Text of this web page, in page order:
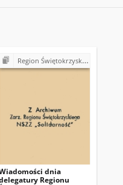
Region Świętokrzyski NSZZ "Solidarność". Delegatura Starachowice
dnia
Regionu